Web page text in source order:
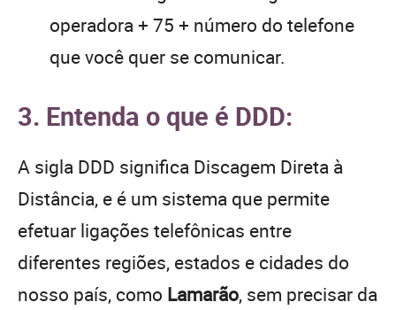
operadora + 75 + número do telefone
que você quer se comunicar.
3. Entenda o que é DDD:
A sigla DDD significa Discagem Direta à
Distância, e é um sistema que permite
efetuar ligações telefônicas entre
diferentes regiões, estados e cidades do
nosso país, como Lamarão, sem precisar da